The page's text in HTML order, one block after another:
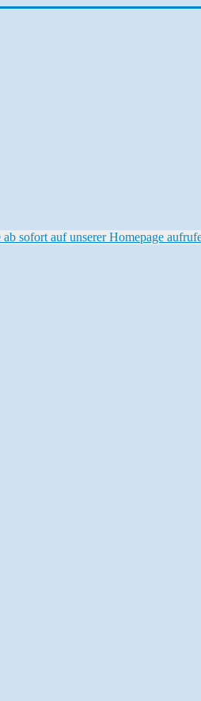
sofort auf unserer Homepage